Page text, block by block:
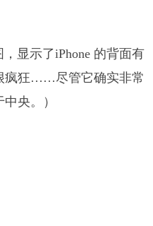
，显示了iPhone 的背面有
疯狂……尽管它确实非常
央。）